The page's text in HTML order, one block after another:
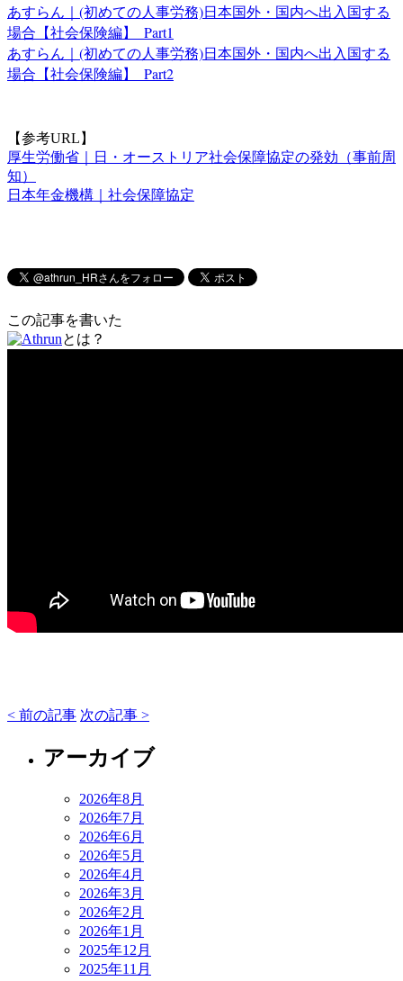
あすらん｜(初めての人事労務)日本国外・国内へ出入国する
場合【社会保険編】_Part1
あすらん｜(初めての人事労務)日本国外・国内へ出入国する
場合【社会保険編】_Part2
【参考URL】
厚生労働省｜日・オーストリア社会保障協定の発効（事前周
知）
日本年金機構｜社会保障協定
この記事を書いた
とは？
< 前の記事 次の記事 >
アーカイブ
2026年8月
2026年7月
2026年6月
2026年5月
2026年4月
2026年3月
2026年2月
2026年1月
2025年12月
2025年11月